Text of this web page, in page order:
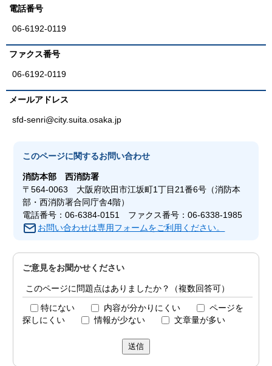
電話番号
06-6192-0119
ファクス番号
06-6192-0119
メールアドレス
sfd-senri@city.suita.osaka.jp
このページに関するお問い合わせ
消防本部西消防署
〒564-0063 大阪府吹田市江坂町1丁目21番6号（消防本
部・西消防署合同庁舎4階）
電話番号：06-6384-0151 ファクス番号：06-6338-1985
お問い合わせは専用フォームをご利用ください。
ご意見をお聞かせください
このページに問題点はありましたか？（複数回答可）
特にない 内容が分かりにくい
ページを
探しにくい
情報が少ない 文章量が多い
送信